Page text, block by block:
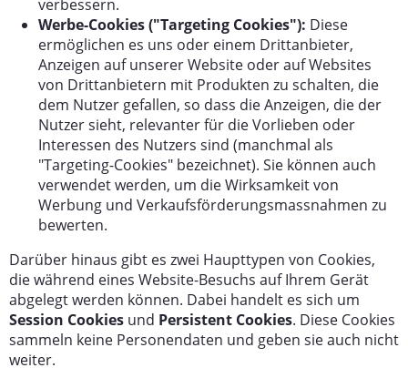
verbessern.
Werbe-Cookies ("Targeting Cookies"): Diese
ermöglichen es uns oder einem Drittanbieter,
Anzeigen auf unserer Website oder auf Websites
von Drittanbietern mit Produkten zu schalten, die
dem Nutzer gefallen, so dass die Anzeigen, die der
Nutzer sieht, relevanter für die Vorlieben oder
Interessen des Nutzers sind (manchmal als
"Targeting-Cookies" bezeichnet). Sie können auch
verwendet werden, um die Wirksamkeit von
Werbung und Verkaufsförderungsmassnahmen zu
bewerten.
Darüber hinaus gibt es zwei Haupttypen von Cookies,
die während eines Website-Besuchs auf Ihrem Gerät
abgelegt werden können. Dabei handelt es sich um
Session Cookies und Persistent Cookies. Diese Cookies
sammeln keine Personendaten und geben sie auch nicht
weiter.